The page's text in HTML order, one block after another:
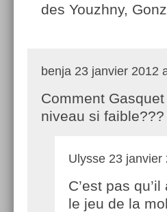
des Youzhny,
benja 23 janvier 2012
Comment
niveau si faible???
Ulysse 23 janvier
C’est pas
le jeu de la